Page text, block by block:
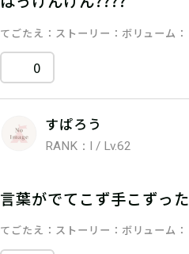
てごたえ ストーリー ボリューム
0
すぱろう
RANK：I / Lv.62
言葉がでてこず手こずった
てごたえ ストーリー ボリューム